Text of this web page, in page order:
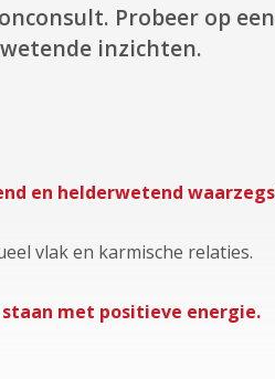
Probeer op
inzichten.
en helderwetend
vlak en karmische relaties.
met positieve energie.